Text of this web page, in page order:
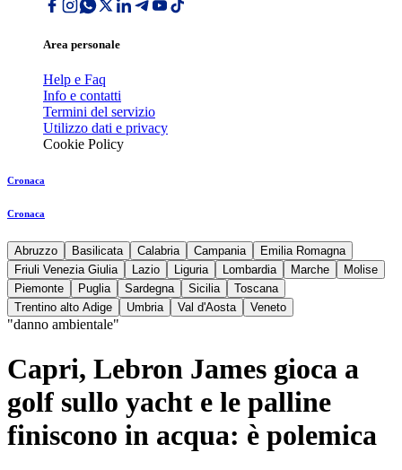
Area personale
Help e Faq
Info e contatti
Termini del servizio
Utilizzo dati e privacy
Cookie Policy
Cronaca
Cronaca
Abruzzo Basilicata Calabria Campania
Emilia Romagna
Friuli Venezia Giulia
Lazio Liguria Lombardia Marche
Molise
Piemonte
Puglia Sardegna Sicilia
Toscana
Trentino alto Adige
Umbria Val d'Aosta Veneto
"danno ambientale"
Capri, Lebron James gioca a
golf sullo yacht e le palline
finiscono in acqua: è polemica